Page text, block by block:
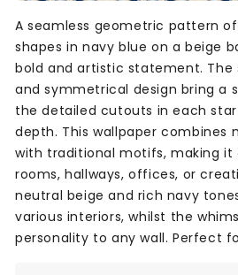
A seamless geometric pattern
shapes in navy blue on a beige
bold and artistic statement. The
and symmetrical design bring a
the detailed cutouts in each
depth. This wallpaper combines
with traditional motifs, making
rooms, hallways, offices, or
neutral beige and rich navy
various interiors, whilst the
personality to any wall. Perfect